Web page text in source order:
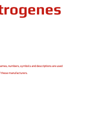
numbers, symbols and descriptions are used
these manufacturers.